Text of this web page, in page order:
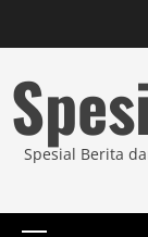
to
Spesial Berita